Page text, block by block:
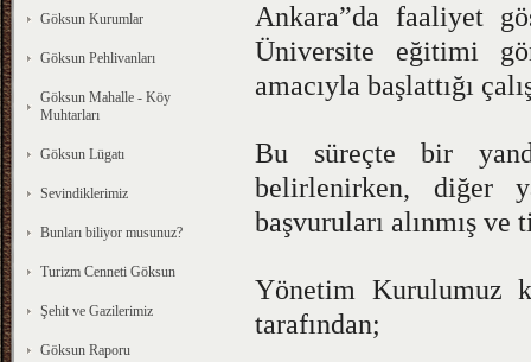
Göksun Kurumlar
Göksun Pehlivanları
Göksun Mahalle - Köy
Muhtarları
Göksun Lügatı
Sevindiklerimiz
Bunları biliyor musunuz?
Turizm Cenneti Göksun
Şehit ve Gazilerimiz
Göksun Raporu
Ankara”da faaliyet
Üniversite eğitimi
amacıyla başlattığı
Bu süreçte bir
belirlenirken, diğer
başvuruları alınmış
Yönetim Kurulumuz
tarafından;